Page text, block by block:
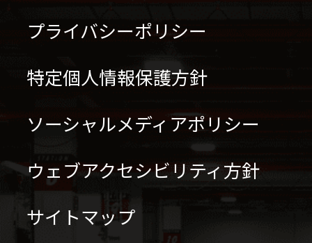
プライバシーポリシー
特定個人情報保護方針
ソーシャルメディアポリシー
ウェブアクセシビリティ方針
サイトマップ